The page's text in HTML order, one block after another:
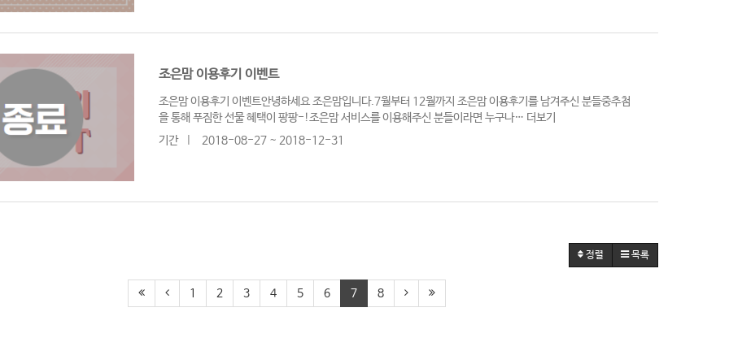
조은맘 이용후기 이벤트
조은맘 이용후기 이벤트안녕하세요 조은맘입니다.7월부터 12월까지 조은맘 이용후기를 남겨주신 분들중추첨
을 통해 푸짐한 선물 혜택이 팡팡-!조은맘 서비스를 이용해주신 분들이라면 누구나… 더보기
기간
2018-08-27 ~ 2018-12-31
정렬 목록
1 2 3 4 5 6 7 8